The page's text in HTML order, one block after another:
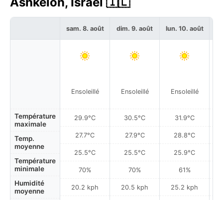
Température
maximale
Temp.
moyenne
Température
minimale
Humidité
moyenne
sam. 8. août
Ensoleillé
29.9°C
27.7°C
25.5°C
70%
20.2 kph
dim. 9. août
Ensoleillé
30.5°C
27.9°C
25.5°C
70%
20.5 kph
lun. 10. août
Ensoleillé
31.9°C
28.8°C
25.9°C
61%
25.2 kph